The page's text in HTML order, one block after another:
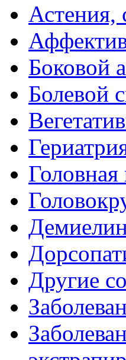
Астения,
Боковой
Болевой
Головная
Другие